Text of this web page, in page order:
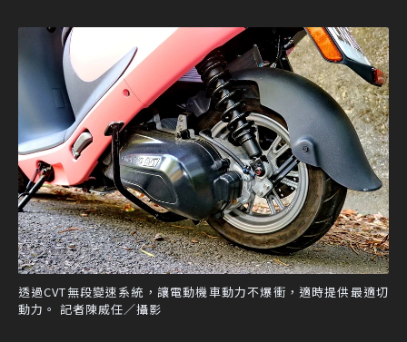
透過CVT無段變速系統，讓電動機車動力不爆衝，適時提供最適切
動力。 記者陳威任／攝影